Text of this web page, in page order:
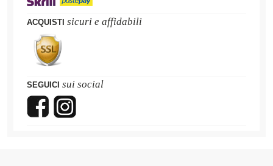
ACQUISTI sicuri e affidabili
SEGUICI sui social